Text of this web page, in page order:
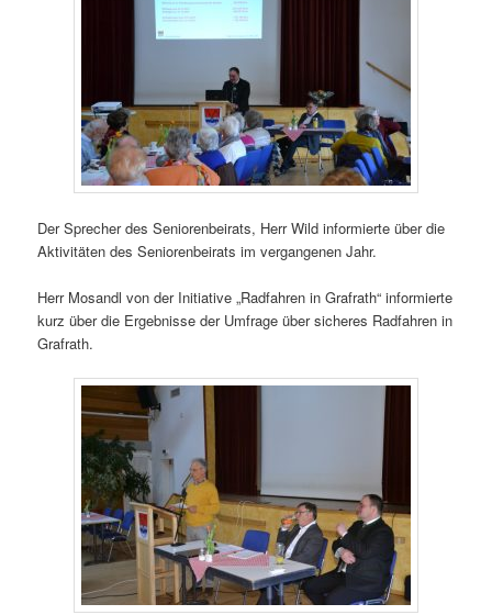
Der Sprecher des Seniorenbeirats, Herr Wild informierte über die
Aktivitäten des Seniorenbeirats im vergangenen Jahr.
Herr Mosandl von der Initiative „Radfahren in Grafrath“ informierte
kurz über die Ergebnisse der Umfrage über sicheres Radfahren in
Grafrath.